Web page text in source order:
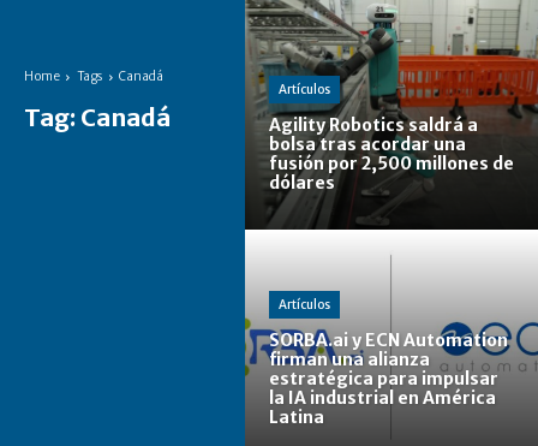
Home Tags Canadá
Tag: Canadá
Artículos
Agility Robotics saldrá a
bolsa tras acordar una
fusión por 2,500 millones de
dólares
Artículos
SORBA.ai y ECN Automation
firman una alianza
estratégica para impulsar
la IA industrial en América
Latina